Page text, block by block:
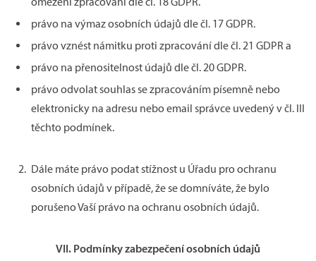
právo na výmaz osobních údajů dle čl. 17 GDPR.
právo vznést námitku proti zpracování dle čl. 21 GDPR a
právo na přenositelnost údajů dle čl. 20 GDPR.
právo odvolat souhlas se zpracováním písemně nebo
elektronicky na adresu nebo email správce uvedený v čl. III
těchto podmínek.
Dále máte právo podat stížnost u Úřadu pro ochranu
osobních údajů v případě, že se domníváte, že bylo
porušeno Vaší právo na ochranu osobních údajů.
VII. Podmínky zabezpečení osobních údajů